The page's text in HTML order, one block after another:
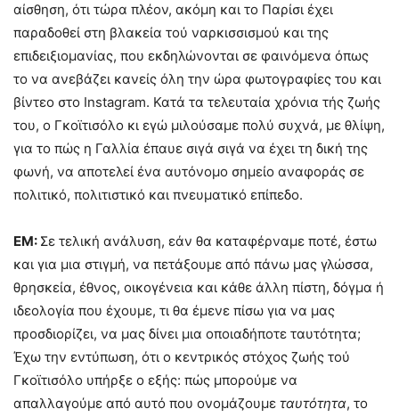
αίσθηση, ότι τώρα πλέον, ακόμη και το Παρίσι έχει
παραδοθεί στη βλακεία τού ναρκισσισμού και της
επιδειξιομανίας, που εκδηλώνονται σε φαινόμενα όπως
το να ανεβάζει κανείς όλη την ώρα φωτογραφίες του και
βίντεο στο Instagram. Κατά τα τελευταία χρόνια τής ζωής
του, ο Γκοϊτισόλο κι εγώ μιλούσαμε πολύ συχνά, με θλίψη,
για το πώς η Γαλλία έπαυε σιγά σιγά να έχει τη δική της
φωνή, να αποτελεί ένα αυτόνομο σημείο αναφοράς σε
πολιτικό, πολιτιστικό και πνευματικό επίπεδο.
ΕΜ: Σε τελική ανάλυση, εάν θα καταφέρναμε ποτέ, έστω
και για μια στιγμή, να πετάξουμε από πάνω μας γλώσσα,
θρησκεία, έθνος, οικογένεια και κάθε άλλη πίστη, δόγμα ή
ιδεολογία που έχουμε, τι θα έμενε πίσω για να μας
προσδιορίζει, να μας δίνει μια οποιαδήποτε ταυτότητα;
Έχω την εντύπωση, ότι ο κεντρικός στόχος ζωής τού
Γκοϊτισόλο υπήρξε ο εξής: πώς μπορούμε να
απαλλαγούμε από αυτό που ονομάζουμε ταυτότητα, το